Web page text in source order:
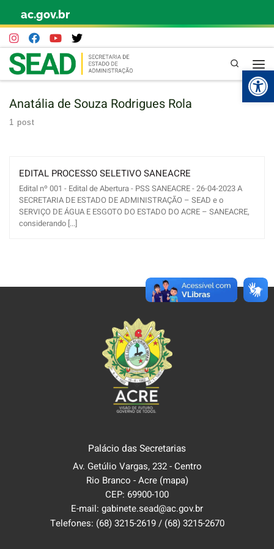
Skip to content
ac.gov.br
Pesquisa
Anatália de Souza Rodrigues Rola
1 post
EDITAL PROCESSO SELETIVO SANEACRE
Edital nº 001 - Edital de Abertura - PSS SANEACRE - 26-04-2023 A
SECRETARIA DE ESTADO DE ADMINISTRAÇÃO – SEAD e o
SERVIÇO DE ÁGUA E ESGOTO DO ESTADO DO ACRE – SANEACRE,
considerando [...]
Palácio das Secretarias
Av. Getúlio Vargas, 232 - Centro
Rio Branco - Acre (mapa)
CEP: 69900-100
E-mail: gabinete.sead@ac.gov.br
Telefones: (68) 3215-2619/ (68) 3215-2670